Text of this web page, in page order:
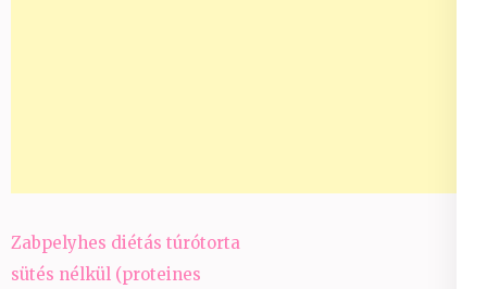
Bejegyzés
navigáció
Zabpelyhes diétás túrótorta
sütés nélkül (proteines